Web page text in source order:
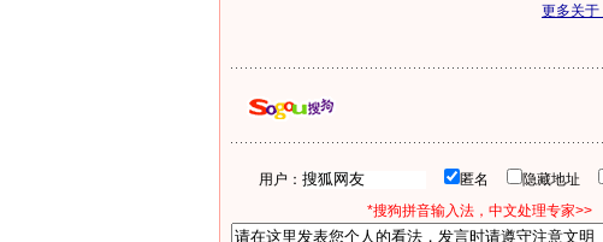
更多关于
用户： 匿名 隐藏地址
*搜狗拼音输入法，中文处理专家>>